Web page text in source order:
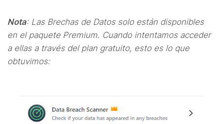
Nota: Las Brechas de Datos solo están disponibles
en el paquete Premium. Cuando intentamos acceder
a ellas a través del plan gratuito, esto es lo que
obtuvimos: